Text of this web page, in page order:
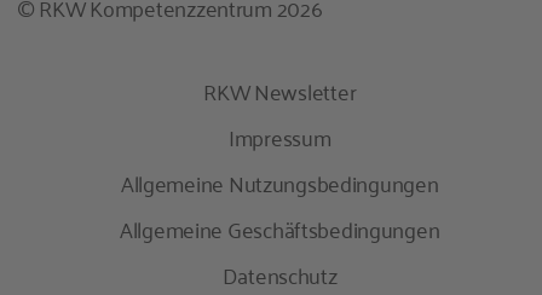
RKW Newsletter
Impressum
Allgemeine Nutzungsbedingungen
Allgemeine Geschäftsbedingungen
Datenschutz